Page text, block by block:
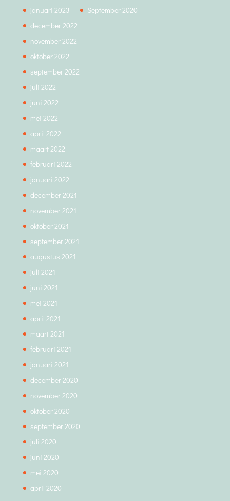
januari 2023
december 2022
november 2022
oktober 2022
september 2022
juli 2022
juni 2022
mei 2022
april 2022
maart 2022
februari 2022
januari 2022
december 2021
november 2021
oktober 2021
september 2021
augustus 2021
juli 2021
juni 2021
mei 2021
april 2021
maart 2021
februari 2021
januari 2021
december 2020
november 2020
oktober 2020
september 2020
juli 2020
juni 2020
mei 2020
april 2020
September 2020